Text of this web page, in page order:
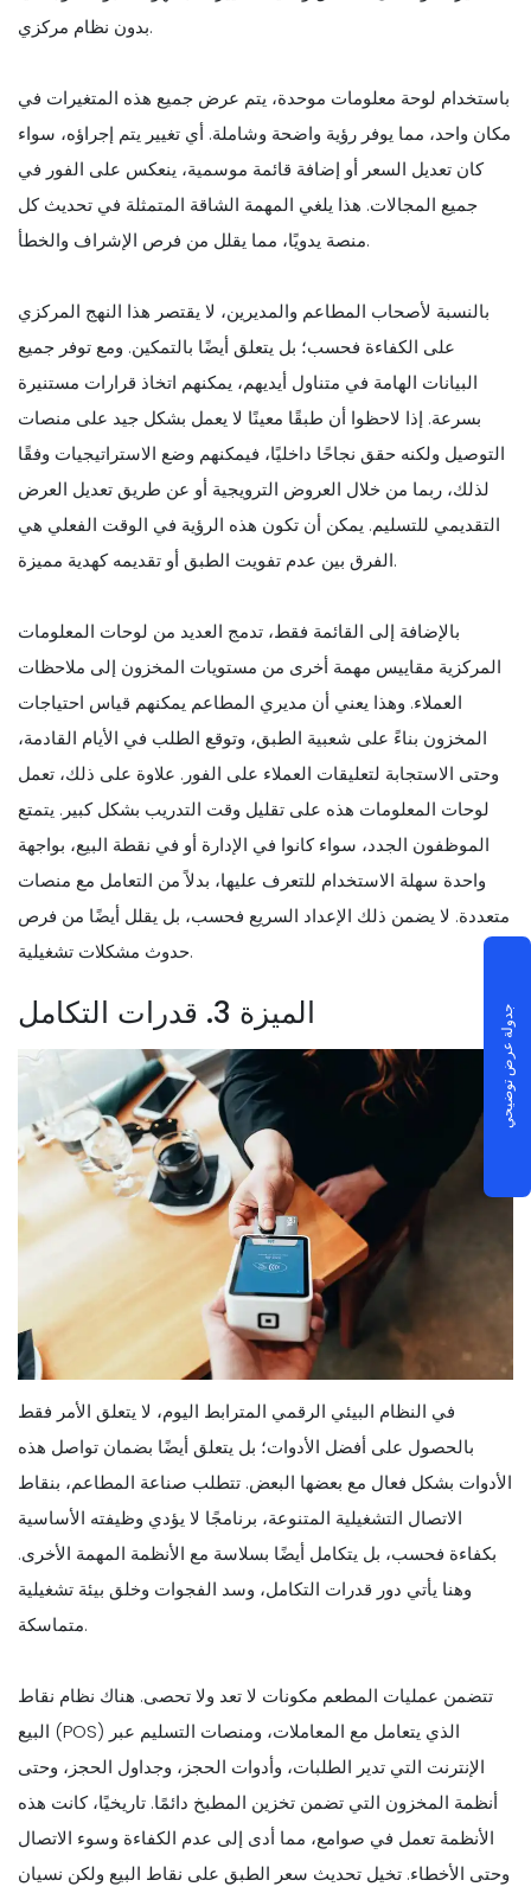
بدون نظام مركزي.
باستخدام لوحة معلومات موحدة، يتم عرض جميع هذه المتغيرات في
مكان واحد، مما يوفر رؤية واضحة وشاملة. أي تغيير يتم إجراؤه، سواء
كان تعديل السعر أو إضافة قائمة موسمية، ينعكس على الفور في
جميع المجالات. هذا يلغي المهمة الشاقة المتمثلة في تحديث كل
منصة يدويًا، مما يقلل من فرص الإشراف والخطأ.
بالنسبة لأصحاب المطاعم والمديرين، لا يقتصر هذا النهج المركزي
على الكفاءة فحسب؛ بل يتعلق أيضًا بالتمكين. ومع توفر جميع
البيانات الهامة في متناول أيديهم، يمكنهم اتخاذ قرارات مستنيرة
بسرعة. إذا لاحظوا أن طبقًا معينًا لا يعمل بشكل جيد على منصات
التوصيل ولكنه حقق نجاحًا داخليًا، فيمكنهم وضع الاستراتيجيات وفقًا
لذلك، ربما من خلال العروض الترويجية أو عن طريق تعديل العرض
التقديمي للتسليم. يمكن أن تكون هذه الرؤية في الوقت الفعلي هي
الفرق بين عدم تفويت الطبق أو تقديمه كهدية مميزة.
بالإضافة إلى القائمة فقط، تدمج العديد من لوحات المعلومات
المركزية مقاييس مهمة أخرى من مستويات المخزون إلى ملاحظات
العملاء. وهذا يعني أن مديري المطاعم يمكنهم قياس احتياجات
المخزون بناءً على شعبية الطبق، وتوقع الطلب في الأيام القادمة،
وحتى الاستجابة لتعليقات العملاء على الفور. علاوة على ذلك، تعمل
لوحات المعلومات هذه على تقليل وقت التدريب بشكل كبير. يتمتع
الموظفون الجدد، سواء كانوا في الإدارة أو في نقطة البيع، بواجهة
واحدة سهلة الاستخدام للتعرف عليها، بدلاً من التعامل مع منصات
متعددة. لا يضمن ذلك الإعداد السريع فحسب، بل يقلل أيضًا من فرص
حدوث مشكلات تشغيلية.
الميزة 3. قدرات التكامل
في النظام البيئي الرقمي المترابط اليوم، لا يتعلق الأمر فقط
بالحصول على أفضل الأدوات؛ بل يتعلق أيضًا بضمان تواصل هذه
الأدوات بشكل فعال مع بعضها البعض. تتطلب صناعة المطاعم، بنقاط
الاتصال التشغيلية المتنوعة، برنامجًا لا يؤدي وظيفته الأساسية
بكفاءة فحسب، بل يتكامل أيضًا بسلاسة مع الأنظمة المهمة الأخرى.
وهنا يأتي دور قدرات التكامل، وسد الفجوات وخلق بيئة تشغيلية
متماسكة.
تتضمن عمليات المطعم مكونات لا تعد ولا تحصى. هناك نظام نقاط
البيع (POS) الذي يتعامل مع المعاملات، ومنصات التسليم عبر
الإنترنت التي تدير الطلبات، وأدوات الحجز، وجداول الحجز، وحتى
أنظمة المخزون التي تضمن تخزين المطبخ دائمًا. تاريخيًا، كانت هذه
الأنظمة تعمل في صوامع، مما أدى إلى عدم الكفاءة وسوء الاتصال
وحتى الأخطاء. تخيل تحديث سعر الطبق على نقاط البيع ولكن نسيان
جدولة عرض توضيحي